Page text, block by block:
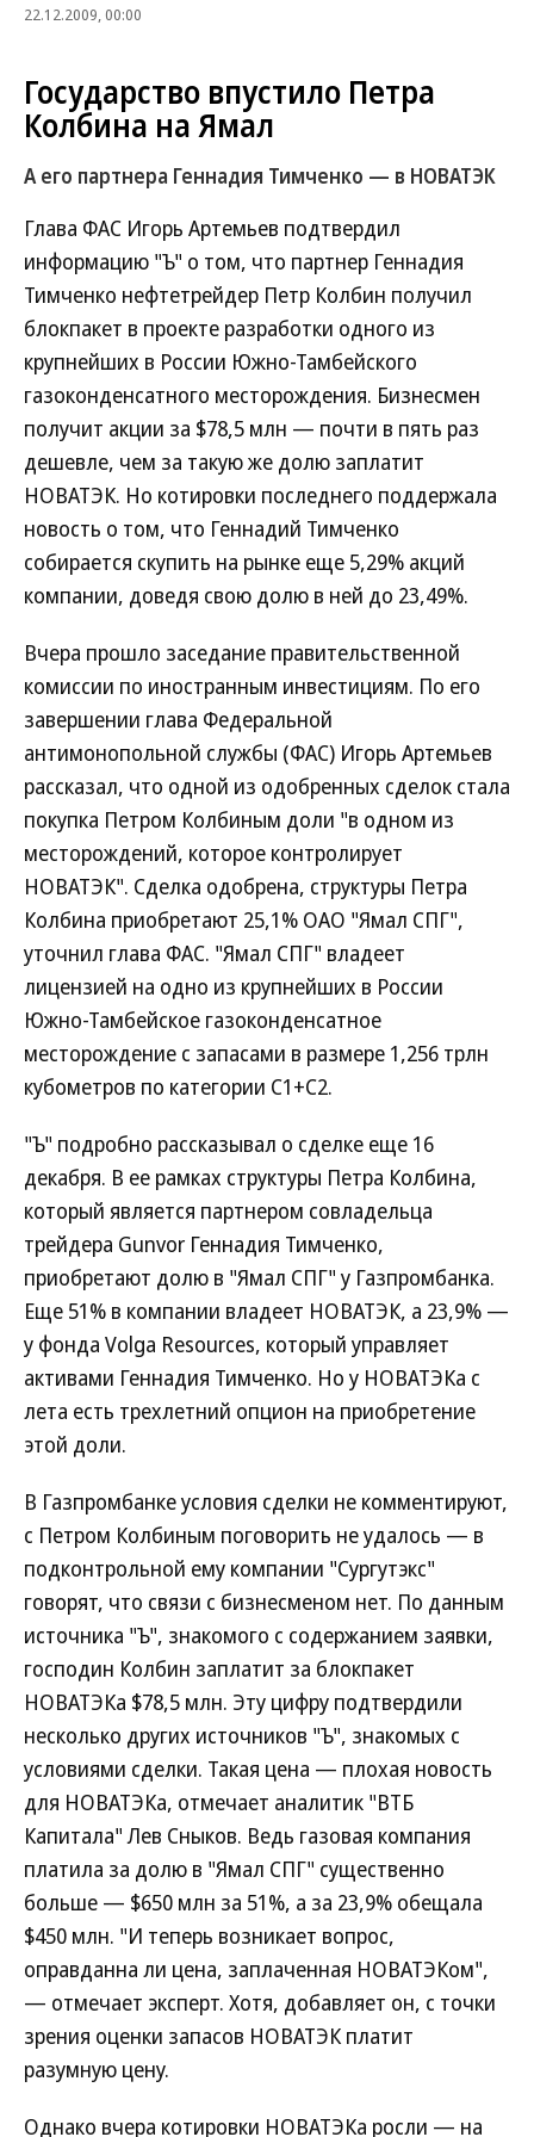
22.12.2009, 00:00
Государство впустило Петра
Колбина на Ямал
А его партнера Геннадия Тимченко — в НОВАТЭК
Глава ФАС Игорь Артемьев подтвердил
информацию "Ъ" о том, что партнер Геннадия
Тимченко нефтетрейдер Петр Колбин получил
блокпакет в проекте разработки одного из
крупнейших в России Южно-Тамбейского
газоконденсатного месторождения. Бизнесмен
получит акции за $78,5 млн — почти в пять раз
дешевле, чем за такую же долю заплатит
НОВАТЭК. Но котировки последнего поддержала
новость о том, что Геннадий Тимченко
собирается скупить на рынке еще 5,29% акций
компании, доведя свою долю в ней до 23,49%.
Вчера прошло заседание правительственной
комиссии по иностранным инвестициям. По его
завершении глава Федеральной
антимонопольной службы (ФАС) Игорь Артемьев
рассказал, что одной из одобренных сделок стала
покупка Петром Колбиным доли "в одном из
месторождений, которое контролирует
НОВАТЭК". Сделка одобрена, структуры Петра
Колбина приобретают 25,1% ОАО "Ямал СПГ",
уточнил глава ФАС. "Ямал СПГ" владеет
лицензией на одно из крупнейших в России
Южно-Тамбейское газоконденсатное
месторождение с запасами в размере 1,256 трлн
кубометров по категории С1+С2.
"Ъ" подробно рассказывал о сделке еще 16
декабря. В ее рамках структуры Петра Колбина,
который является партнером совладельца
трейдера Gunvor Геннадия Тимченко,
приобретают долю в "Ямал СПГ" у Газпромбанка.
Еще 51% в компании владеет НОВАТЭК, а 23,9% —
у фонда Volga Resources, который управляет
активами Геннадия Тимченко. Но у НОВАТЭКа с
лета есть трехлетний опцион на приобретение
этой доли.
В Газпромбанке условия сделки не комментируют,
с Петром Колбиным поговорить не удалось — в
подконтрольной ему компании "Сургутэкс"
говорят, что связи с бизнесменом нет. По данным
источника "Ъ", знакомого с содержанием заявки,
господин Колбин заплатит за блокпакет
НОВАТЭКа $78,5 млн. Эту цифру подтвердили
несколько других источников "Ъ", знакомых с
условиями сделки. Такая цена — плохая новость
для НОВАТЭКа, отмечает аналитик "ВТБ
Капитала" Лев Сныков. Ведь газовая компания
платила за долю в "Ямал СПГ" существенно
больше — $650 млн за 51%, а за 23,9% обещала
$450 млн. "И теперь возникает вопрос,
оправданна ли цена, заплаченная НОВАТЭКом",
— отмечает эксперт. Хотя, добавляет он, с точки
зрения оценки запасов НОВАТЭК платит
разумную цену.
Однако вчера котировки НОВАТЭКа росли — на